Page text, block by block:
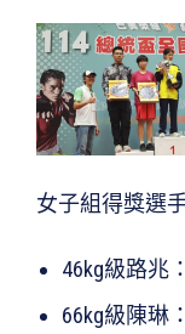
女子組得獎選
46kg級路兆
66kg級陳琳